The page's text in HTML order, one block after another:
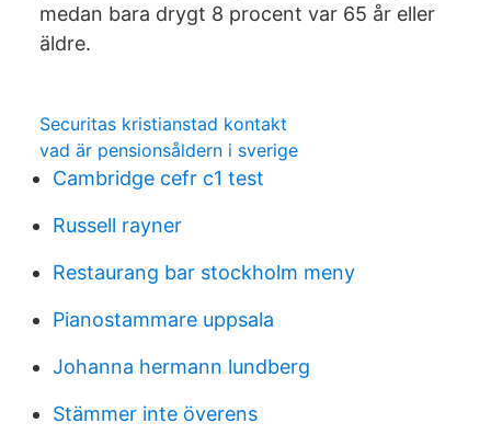
medan bara drygt 8 procent var 65 år eller
äldre.
Securitas kristianstad kontakt
vad är pensionsåldern i sverige
Cambridge cefr c1 test
Russell rayner
Restaurang bar stockholm meny
Pianostammare uppsala
Johanna hermann lundberg
Stämmer inte överens